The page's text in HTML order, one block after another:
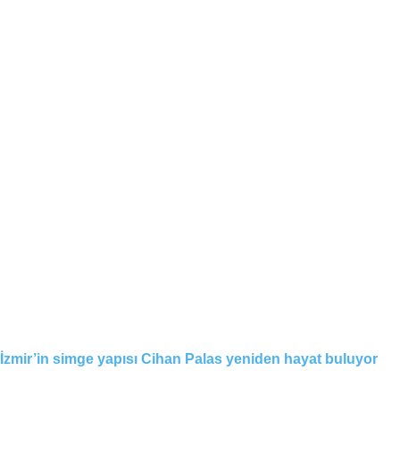
İzmir’in simge yapısı Cihan Palas yeniden hayat buluyor